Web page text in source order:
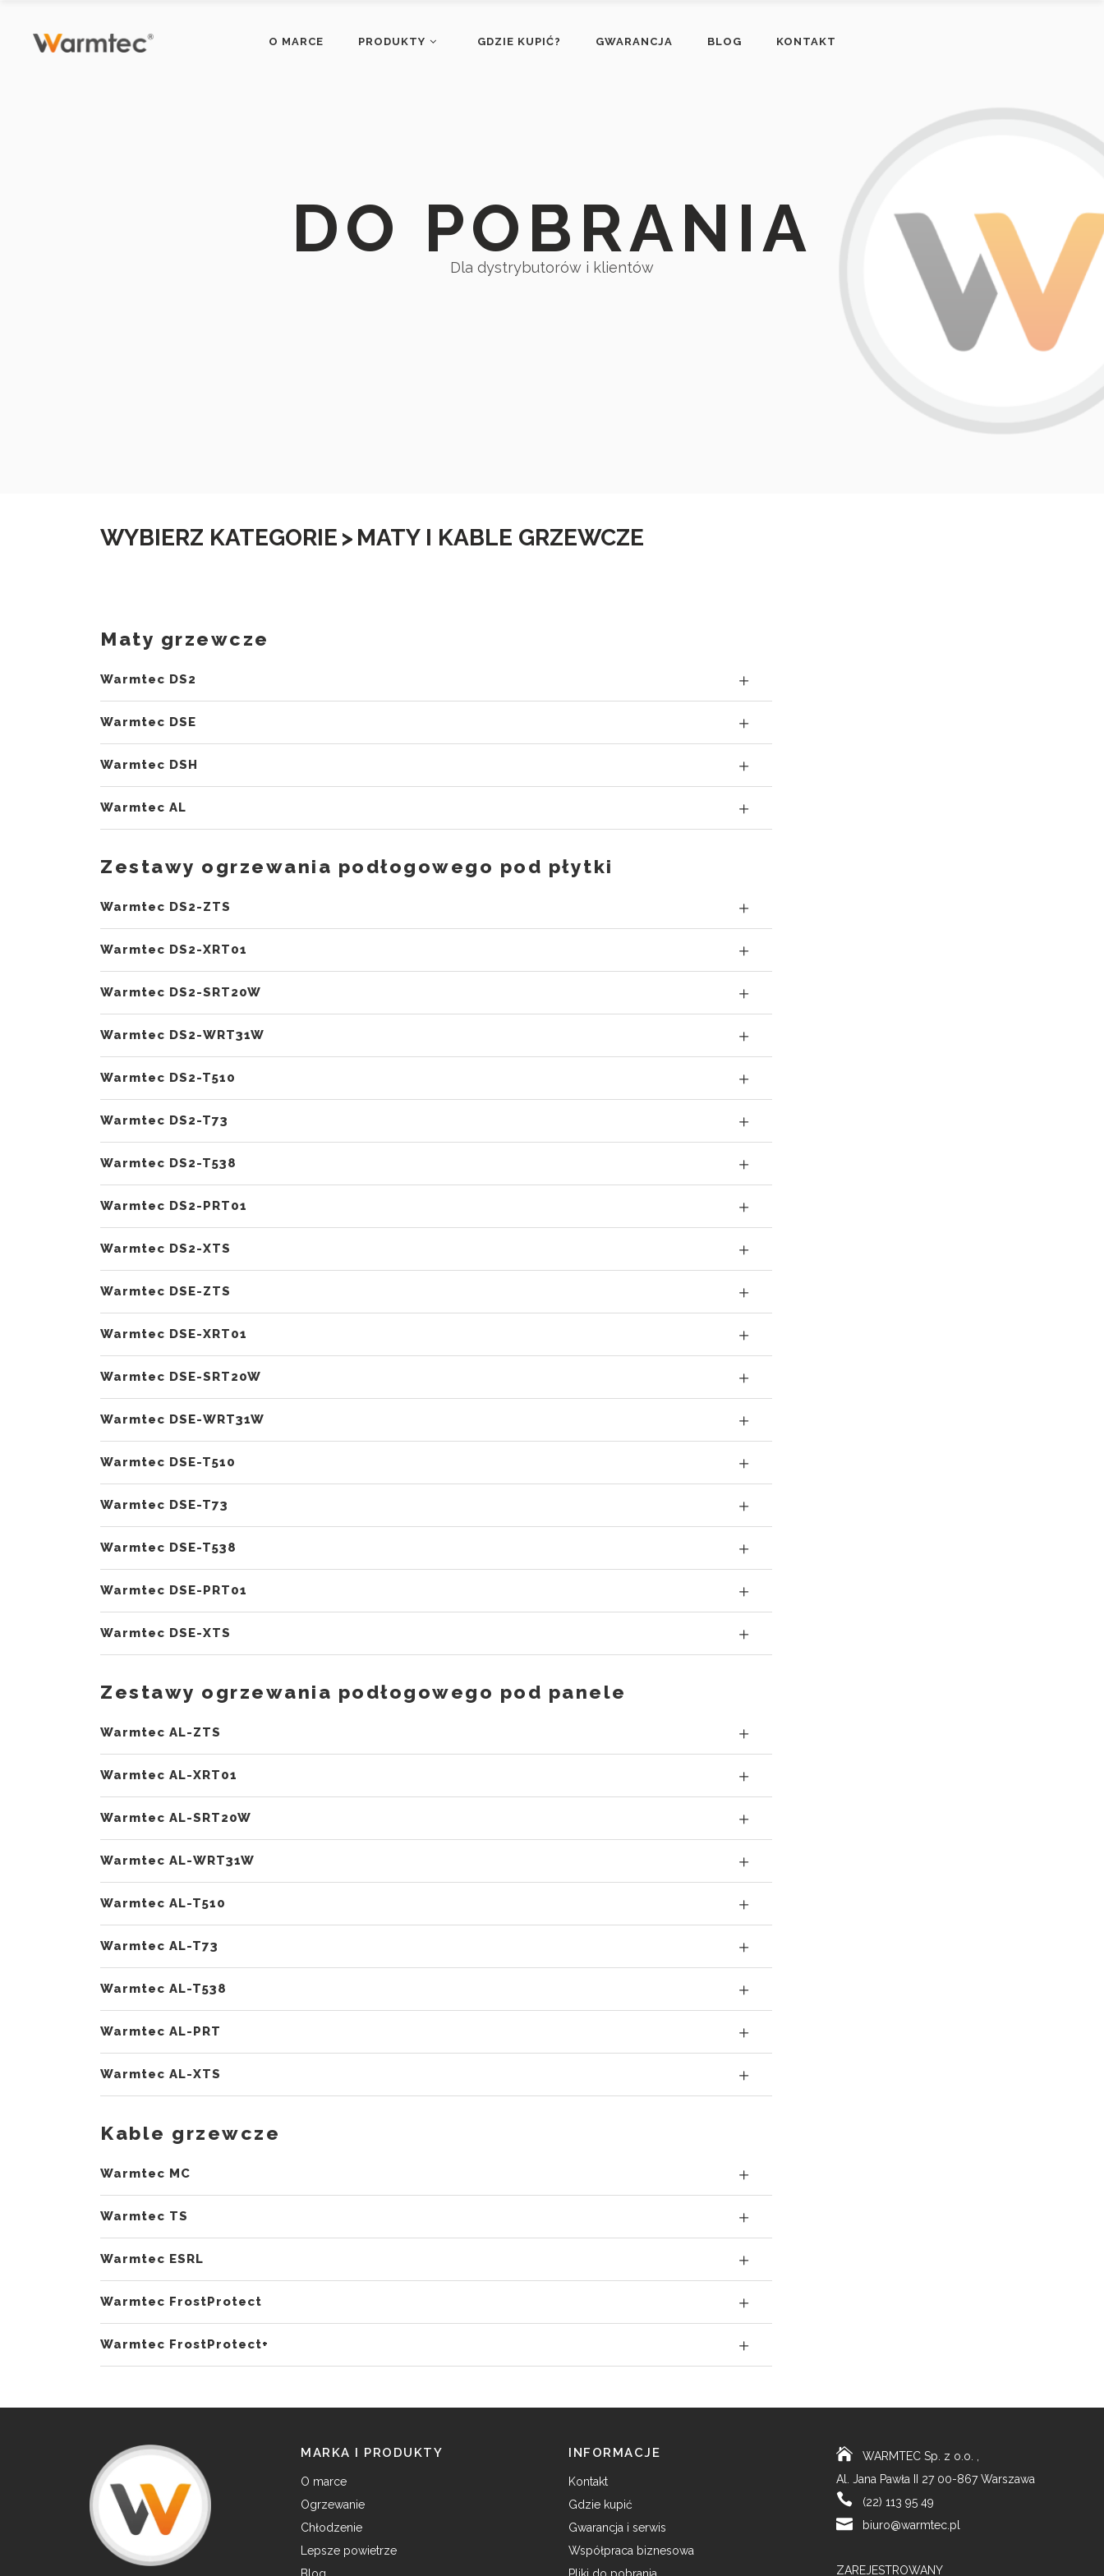
O MARCE PRODUKTY GDZIE KUPIĆ? GWARANCJA BLOG KONTAKT
DO POBRANIA
Dla dystrybutorów i klientów
WYBIERZ KATEGORIE > MATY I KABLE GRZEWCZE
Maty grzewcze
Warmtec DS2
Warmtec DSE
Warmtec DSH
Warmtec AL
Zestawy ogrzewania podłogowego pod płytki
Warmtec DS2-ZTS
Warmtec DS2-XRT01
Warmtec DS2-SRT20W
Warmtec DS2-WRT31W
Warmtec DS2-T510
Warmtec DS2-T73
Warmtec DS2-T538
Warmtec DS2-PRT01
Warmtec DS2-XTS
Warmtec DSE-ZTS
Warmtec DSE-XRT01
Warmtec DSE-SRT20W
Warmtec DSE-WRT31W
Warmtec DSE-T510
Warmtec DSE-T73
Warmtec DSE-T538
Warmtec DSE-PRT01
Warmtec DSE-XTS
Zestawy ogrzewania podłogowego pod panele
Warmtec AL-ZTS
Warmtec AL-XRT01
Warmtec AL-SRT20W
Warmtec AL-WRT31W
Warmtec AL-T510
Warmtec AL-T73
Warmtec AL-T538
Warmtec AL-PRT
Warmtec AL-XTS
Kable grzewcze
Warmtec MC
Warmtec TS
Warmtec ESRL
Warmtec FrostProtect
Warmtec FrostProtect+
MARKA I PRODUKTY
O marce
Ogrzewanie
Chłodzenie
Lepsze powietrze
INFORMACJE
Kontakt
Gdzie kupić
Gwarancja i serwis
Współpraca biznesowa
WARMTEC Sp. z o.o. ,
Al. Jana Pawła II 27 00-867 Warszawa
(22) 113 95 49
biuro@warmtec.pl
ZAREJESTROWANY